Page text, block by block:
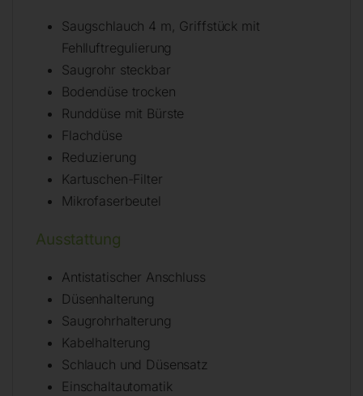
Saugschlauch 4 m, Griffstück mit
Fehlluftregulierung
Saugrohr steckbar
Bodendüse trocken
Runddüse mit Bürste
Flachdüse
Reduzierung
Kartuschen-Filter
Mikrofaserbeutel
Ausstattung
Antistatischer Anschluss
Düsenhalterung
Saugrohrhalterung
Kabelhalterung
Schlauch und Düsensatz
Einschaltautomatik